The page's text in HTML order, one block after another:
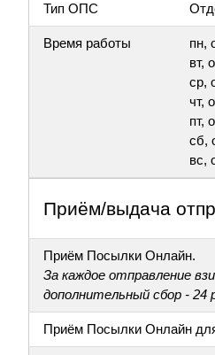
Тип ОПС
Время работы
пн,
вт,
ср,
чт,
пт,
сб,
вс,
Приём/выдача
Приём Посылки Онлайн.
За каждое отправление
дополнительный сбор - 24
Приём Посылки Онлайн